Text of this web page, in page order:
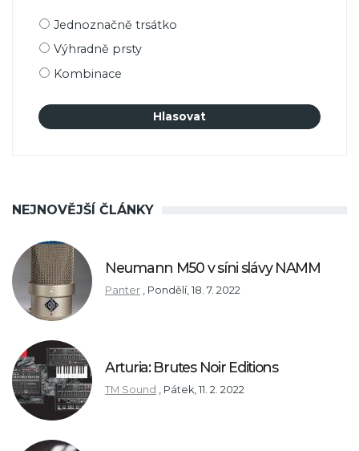
Možnosti
Jednoznačně trsátko
Výhradně prsty
Kombinace
NEJNOVĚJŠÍ ČLÁNKY
Neumann M50 v síni slávy NAMM
Panter Pondělí, 18. 7. 2022
Arturia: Brutes Noir Editions
TM Sound Pátek, 11. 2. 2022